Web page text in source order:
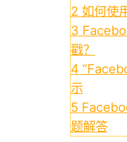
2 如何使
3
戳？
4
示
5
题解答